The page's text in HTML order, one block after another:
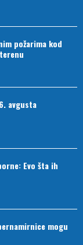
požarima kod
avgusta
Evo šta ih
mogu